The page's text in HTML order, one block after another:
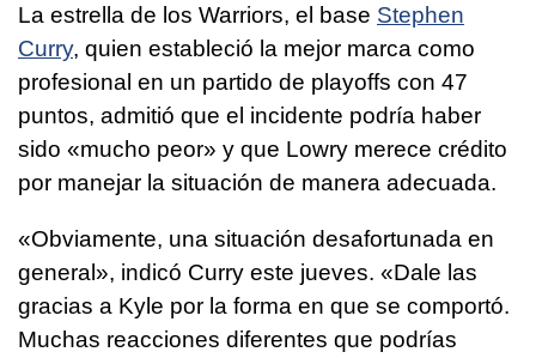
La estrella de los Warriors, el base Stephen
Curry, quien estableció la mejor marca como
profesional en un partido de playoffs con 47
puntos, admitió que el incidente podría haber
sido «mucho peor» y que Lowry merece crédito
por manejar la situación de manera adecuada.
«Obviamente, una situación desafortunada en
general», indicó Curry este jueves. «Dale las
gracias a Kyle por la forma en que se comportó.
Muchas reacciones diferentes que podrías